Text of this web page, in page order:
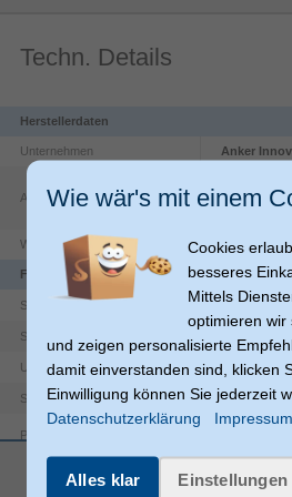
Techn. Details
Herstellerdaten
Unternehmen Anker
Adresse
80807
Website https://
Funktionen
Steckverbinder 1 Geschlecht Stecker
Steckverbinder 2 Geschlecht
USB-Version USB 2.0
Stromverbrauch 60 W
Plug & Play
Rundkabel
mehr
Wie wär's mit einem
Cookies
besseres
Mittels
optimieren wir
und zeigen personalisierte
damit einverstanden sind, klicken
Einwilligung können Sie jederzeit
Datenschutzerklärung
Impressum
Alles klar Einstellungen